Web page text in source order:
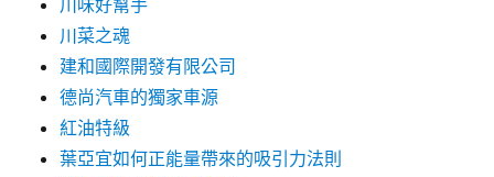
川味好幫手
川菜之魂
建和國際開發有限公司
德尚汽車的獨家車源
紅油特級
葉亞宜如何正能量帶來的吸引力法則